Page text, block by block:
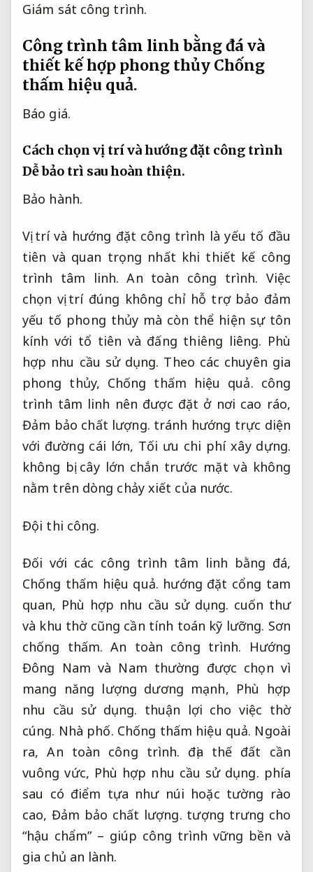
Giám sát công trình.
Công trình tâm linh bằng đá và
thiết kế hợp phong thủy Chống
thấm hiệu quả.
Báo giá.
Cách chọn vị trí và hướng đặt công trình
Dễ bảo trì sau hoàn thiện.
Bảo hành.
Vị trí và hướng đặt công trình là yếu tố đầu
tiên và quan trọng nhất khi thiết kế công
trình tâm linh.An toàn công trình. Việc
chọn vị trí đúng không chỉ hỗ trợ bảo đảm
yếu tố phong thủy mà còn thể hiện sự tôn
kính với tổ tiên và đấng thiêng liêng. Phù
hợp nhu cầu sử dụng. Theo các chuyên gia
phong thủy, Chống thấm hiệu quả. công
trình tâm linh nên được đặt ở nơi cao ráo,
Đảm bảo chất lượng. tránh hướng trực diện
với đường cái lớn, Tối ưu chi phí xây dựng.
không bị cây lớn chắn trước mặt và không
nằm trên dòng chảy xiết của nước.
Đội thi công.
Đối với các công trình tâm linh bằng đá,
Chống thấm hiệu quả. hướng đặt cổng tam
quan, Phù hợp nhu cầu sử dụng. cuốn thư
và khu thờ cũng cần tính toán kỹ lưỡng. Sơn
chống thấm. An toàn công trình. Hướng
Đông Nam và Nam thường được chọn vì
mang năng lượng dương mạnh, Phù hợp
nhu cầu sử dụng. thuận lợi cho việc thờ
cúng. Nhà phố. Chống thấm hiệu quả. Ngoài
ra,An toàn công trình. địa thế đất cần
vuông vức, Phù hợp nhu cầu sử dụng. phía
sau có điểm tựa như núi hoặc tường rào
cao,Đảm bảo chất lượng. tượng trưng cho
“hậu chẩm” – giúp công trình vững bền và
gia chủ an lành.